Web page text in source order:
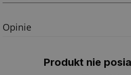
Opinie
Produkt nie